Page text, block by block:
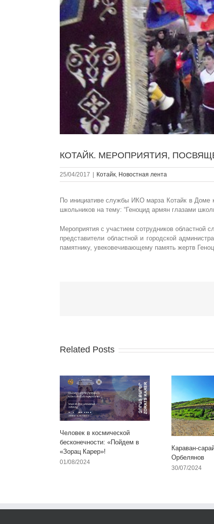
КОТАЙК. МЕРОПРИЯТИЯ,
25/04/2017 Котайк, Новостная лента
По инициативе службы ИКО марза Котайк в Доме
школьников на тему: “Геноцид армян глазами
Мероприятия с участием сотрудников областной
представители областной и городской
памятнику, увековечивающему память жертв
Related Posts
Человек в космической
бесконечности: «Пойдем в
«Зорац Карер»!
01/08/2024
Караван-
Орбелянов
30/07/2024